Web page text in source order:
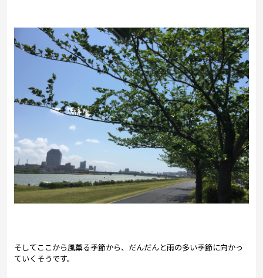
そしてここから風薫る季節から、だんだんと雨の多い季節に向かっ
ていくそうです。